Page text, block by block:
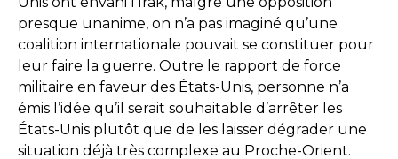
presque unanime, on n’a pas imaginé qu’une
coalition internationale pouvait se constituer pour
leur faire la guerre. Outre le rapport de force
militaire en faveur des États-Unis, personne n’a
émis l’idée qu’il serait souhaitable d’arrêter les
États-Unis plutôt que de les laisser dégrader une
situation déjà très complexe au Proche-Orient.